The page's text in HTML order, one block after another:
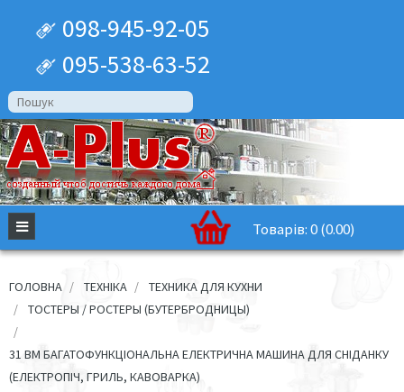
098-945-92-05
095-538-63-52
Товарів: 0 (0.00)
ГОЛОВНА ТЕХНІКА
ТЕХНИКА ДЛЯ КУХНИ
ТОСТЕРЫ / РОСТЕРЫ (БУТЕРБРОДНИЦЫ)
31 BM БАГАТОФУНКЦІОНАЛЬНА ЕЛЕКТРИЧНА МАШИНА ДЛЯ СНІДАНКУ
(ЕЛЕКТРОПІЧ, ГРИЛЬ, КАВОВАРКА)